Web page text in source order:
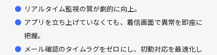
リアルタイム監視の質が劇的に向上。
アプリを立ち上げていなくても、着信画面で異常を即座に
把握。
メール確認のタイムラグをゼロにし、初動対応を最速化し